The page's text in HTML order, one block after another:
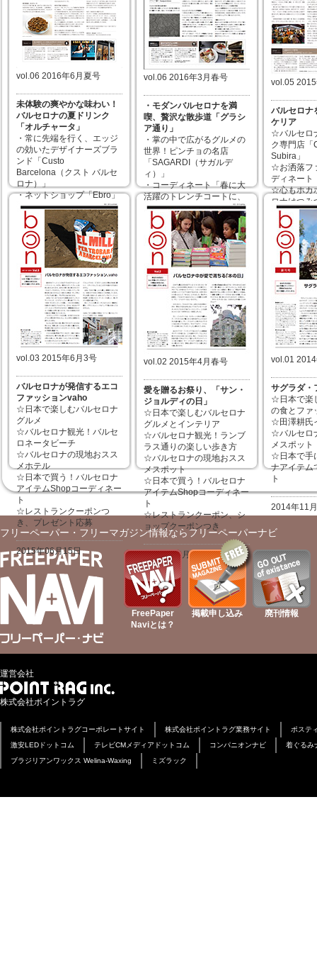
2017年06月06日
Ebro
2017年03月07日
ロマソープ
2016年12
vol.06 2016年6月夏号
未体験の爽やかな味わい！
バルセロナの夏ドリンク
「オルチャータ」
・常に先端を行く、エッジ
の効いたデザイナーズブラ
ンド「Custo
Barcelona（クスト バルセ
ロナ）」
・ネットショップ「Ebro」
店長のイチオシアイテム！
・グランジャポンからは、
「GRANJAPON STYLE」
オープンのお知らせ 他
2016年06月05日
vol.06 2016年3月春号
・モダンバルセロナを満
喫、贅沢な散歩道「グラシ
ア通り」
・掌の中で広がるグルメの
世界！ピンチョの名店
「SAGARDI（サガルデ
ィ）」
・コーディネート「春に大
活躍のトレンチコートに、
ピンクがきいたフラワー柄
のシルバーリング♪」
・グランジャポンからは、
生ハムを使った天然出汁
「生ハムカルド」 他
2016年03月07日
vol.05
バルセロナ
ケリア
☆バルセロ
ク専門店「
Subira」
☆お洒落フ
ディネート
☆心もホカ
ロナはつみ
☆イベント
ョン
☆発行１周
レゼント
2015年12
vol.03 2015年6月3号
バルセロナが発信するエコ
ファッションvaho
☆日本で楽しむバルセロナ
グルメ
☆バルセロナ観光！バルセ
ロネータビーチ
☆バルセロナの現地おスス
メホテル
☆日本で買う！バルセロナ
アイテムShopコーディネー
ト
☆レストランクーポンつ
き、プレゼント応募
2015年06月15日
vol.02 2015年4月春号
愛を贈るお祭り、「サン・
ジョルディの日」
☆日本で楽しむバルセロナ
グルメとインテリア
☆バルセロナ観光！ランブ
ラス通りの楽しい歩き方
☆バルセロナの現地おスス
メスポット
☆日本で買う！バルセロナ
アイテムShopコーディネー
ト
☆レストランクーポン、シ
ョップクーポンつき
2015年04月10日
vol.01
サグラダ・
☆日本で楽
の食とファ
☆田澤耕氏
☆バルセロ
メスポット
☆日本で手
ナアイテム
ト
2014年11
フリーペーパー・フリーマガジン情報ならフリーペーパーナビ
FreePaper
Naviとは？
掲載申し込み 廃刊情報
運営会社
株式会社ポイントラグ
株式会社ポイントラグコーポレートサイト 株式会社ポイントラグ業務サイト
ポステ
激安LEDドットコム
テレビCMメディアドットコム コンパニオンナビ
着ぐるみ
ブラジリアンワックス Welina-Waxing
ミズラック